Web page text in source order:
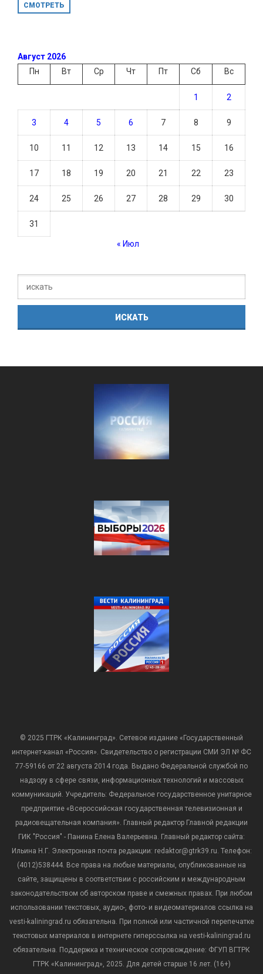
СМОТРЕТЬ
Август 2026
Пн
Вт Ср Чт Пт Сб Вс
1 2
3 4 5 6 7 8 9
10 11 12 13 14 15 16
17 18 19 20 21 22 23
24 25 26 27 28 29 30
31
« Июл
© 2025 ГТРК «Калининград». Сетевое издание «Государственный
интернет-канал «Россия». Свидетельство о регистрации СМИ ЭЛ № ФС
77-59166 от 22 августа 2014 года. Выдано Федеральной службой по
надзору в сфере связи, информационных технологий и массовых
коммуникаций. Учредитель: Федеральное государственное унитарное
предприятие «Всероссийская государственная телевизионная и
радиовещательная компания». Главный редактор Главной редакции
ГИК "Россия" - Панина Елена Валерьевна. Главный редактор сайта:
Ильина Н.Г. Электронная почта редакции: redaktor@gtrk39.ru. Телефон:
(4012)538444. Все права на любые материалы, опубликованные на
сайте, защищены в соответствии с российским и международным
законодательством об авторском праве и смежных правах. При любом
использовании текстовых, аудио-, фото- и видеоматериалов ссылка на
vesti-kaliningrad.ru обязательна. При полной или частичной перепечатке
текстовых материалов в интернете гиперссылка на vesti-kaliningrad.ru
обязательна. Поддержка и техническое сопровождение: ФГУП ВГТРК
ГТРК «Калининград», 2025. Для детей старше 16 лет. (16+)